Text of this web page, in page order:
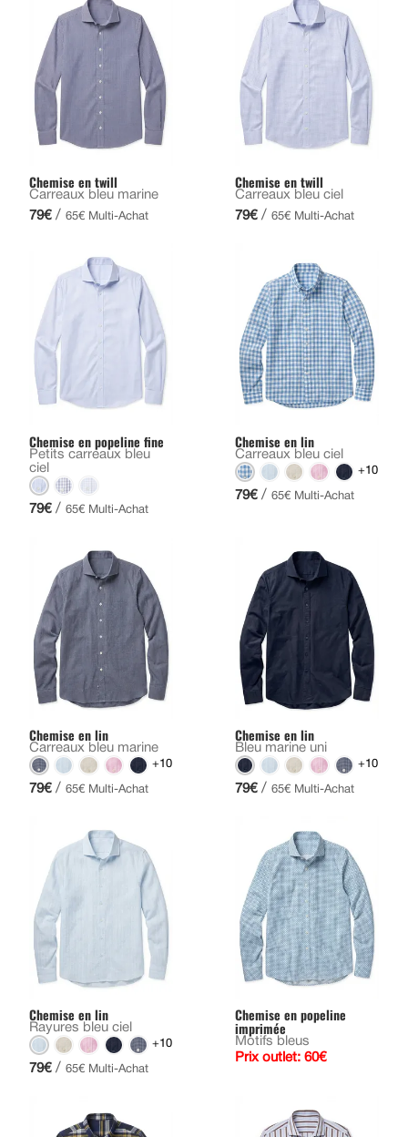
Chemise en twill
Carreaux bleu marine
79€ / 65€ Multi-Achat
Chemise en twill
Carreaux bleu ciel
79€ / 65€ Multi-Achat
Chemise en popeline fine
Petits carreaux bleu
ciel
79€ / 65€ Multi-Achat
Chemise en lin
Carreaux bleu ciel
+10
79€ / 65€ Multi-Achat
Chemise en lin
Carreaux bleu marine
+10
79€ / 65€ Multi-Achat
Chemise en lin
Bleu marine uni
+10
79€ / 65€ Multi-Achat
Chemise en lin
Rayures bleu ciel
+10
79€ / 65€ Multi-Achat
Chemise en popeline
imprimée
Motifs bleus
Prix outlet: 60€